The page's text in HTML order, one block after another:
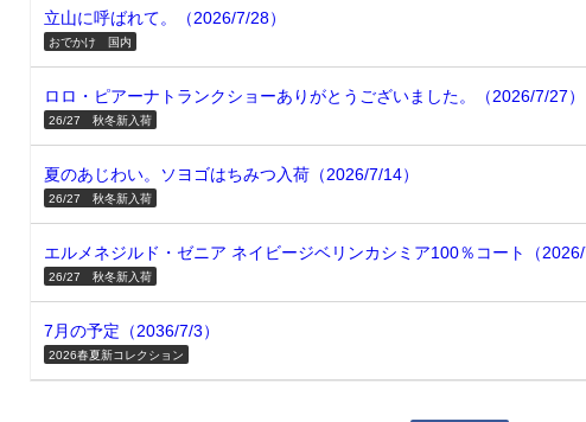
立山に呼ばれて。（2026/7/28）
おでかけ 国内
ロロ・ピアーナトランクショーありがとうございました。（2026/7/27）
26/27 秋冬新入荷
夏のあじわい。ソヨゴはちみつ入荷（2026/7/14）
26/27 秋冬新入荷
エルメネジルド・ゼニア ネイビージベリンカシミア100％コート（
26/27 秋冬新入荷
7月の予定（2036/7/3）
2026春夏新コレクション